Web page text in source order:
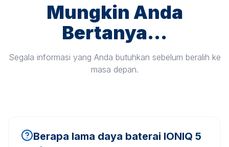
Mungkin Anda
Bertanya...
Segala informasi yang Anda butuhkan sebelum beralih ke
masa depan.
Berapa lama daya baterai IONIQ 5